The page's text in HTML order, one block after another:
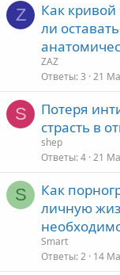
Z
Как
ли
ZAZ
Ответы 3 21
S
Потеря
страсть в
shep
Ответы 4 21
S
Как
личную
Smart
Ответы 2 14